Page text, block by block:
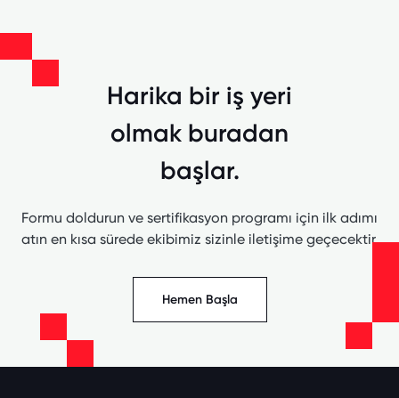
Harika bir iş yeri
olmak buradan
başlar.
Formu doldurun ve sertifikasyon programı için ilk adımı
atın en kısa sürede ekibimiz sizinle iletişime geçecektir.
Hemen Başla